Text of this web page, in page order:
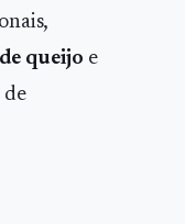
queijo e
de